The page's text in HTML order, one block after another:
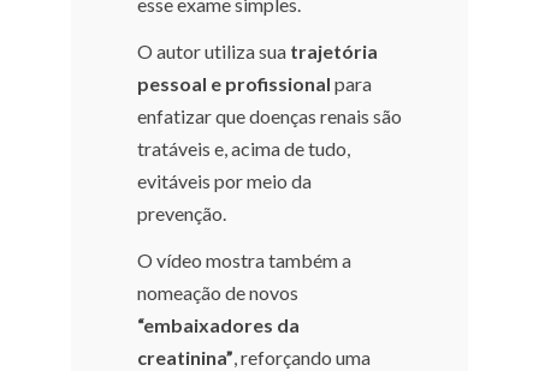
O autor utiliza sua trajetória
pessoal e profissional para
enfatizar que doenças renais são
tratáveis e, acima de tudo,
evitáveis por meio da
prevenção.
O vídeo mostra também a
nomeação de novos
“embaixadores da
creatinina”, reforçando uma